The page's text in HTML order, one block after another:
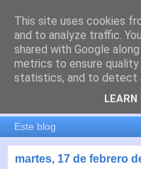
es por
El blog de Madrid y su
movilidad, arquitectura,
educación, empleo, ...
martes, 17 de febrero
This site uses cookies
and to analyze traffic.
shared with Google
metrics to ensure
statistics, and to detect
LEARN